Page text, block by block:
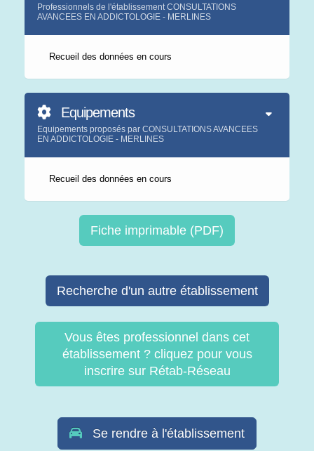
Professionnels de l'établissement CONSULTATIONS
AVANCEES EN ADDICTOLOGIE - MERLINES
Recueil des données en cours
Equipements
Equipements proposés par CONSULTATIONS AVANCEES
EN ADDICTOLOGIE - MERLINES
Recueil des données en cours
Fiche imprimable (PDF)
Recherche d'un autre établissement
Vous êtes professionnel dans cet
établissement ? cliquez pour vous
inscrire sur Rétab-Réseau
Se rendre à l'établissement